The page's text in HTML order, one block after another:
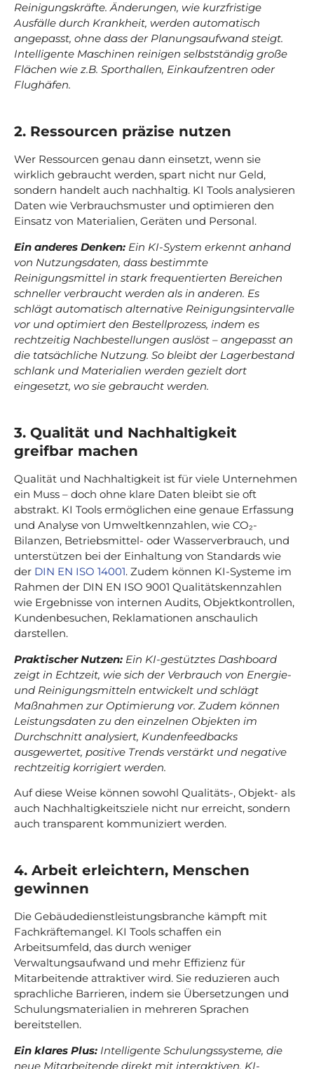
Reinigungskräfte. Änderungen, wie kurzfristige
Ausfälle durch Krankheit, werden automatisch
angepasst, ohne dass der Planungsaufwand steigt.
Intelligente Maschinen reinigen selbstständig große
Flächen wie z.B. Sporthallen, Einkaufzentren oder
Flughäfen.
2. Ressourcen präzise nutzen
Wer Ressourcen genau dann einsetzt, wenn sie
wirklich gebraucht werden, spart nicht nur Geld,
sondern handelt auch nachhaltig. KI Tools analysieren
Daten wie Verbrauchsmuster und optimieren den
Einsatz von Materialien, Geräten und Personal.
Ein anderes Denken: Ein KI-System erkennt anhand
von Nutzungsdaten, dass bestimmte
Reinigungsmittel in stark frequentierten Bereichen
schneller verbraucht werden als in anderen. Es
schlägt automatisch alternative Reinigungsintervalle
vor und optimiert den Bestellprozess, indem es
rechtzeitig Nachbestellungen auslöst – angepasst an
die tatsächliche Nutzung. So bleibt der Lagerbestand
schlank und Materialien werden gezielt dort
eingesetzt, wo sie gebraucht werden.
3. Qualität und Nachhaltigkeit
greifbar machen
Qualität und Nachhaltigkeit ist für viele Unternehmen
ein Muss – doch ohne klare Daten bleibt sie oft
abstrakt. KI Tools ermöglichen eine genaue Erfassung
und Analyse von Umweltkennzahlen, wie CO₂-
Bilanzen, Betriebsmittel- oder Wasserverbrauch, und
unterstützen bei der Einhaltung von Standards wie
der DIN EN ISO 14001. Zudem können KI-Systeme im
Rahmen der DIN EN ISO 9001 Qualitätskennzahlen
wie Ergebnisse von internen Audits, Objektkontrollen,
Kundenbesuchen, Reklamationen anschaulich
darstellen.
Praktischer Nutzen: Ein KI-gestütztes Dashboard
zeigt in Echtzeit, wie sich der Verbrauch von Energie-
und Reinigungsmitteln entwickelt und schlägt
Maßnahmen zur Optimierung vor. Zudem können
Leistungsdaten zu den einzelnen Objekten im
Durchschnitt analysiert, Kundenfeedbacks
ausgewertet, positive Trends verstärkt und negative
rechtzeitig korrigiert werden.
Auf diese Weise können sowohl Qualitäts-, Objekt- als
auch Nachhaltigkeitsziele nicht nur erreicht, sondern
auch transparent kommuniziert werden.
4. Arbeit erleichtern, Menschen
gewinnen
Die Gebäudedienstleistungsbranche kämpft mit
Fachkräftemangel. KI Tools schaffen ein
Arbeitsumfeld, das durch weniger
Verwaltungsaufwand und mehr Effizienz für
Mitarbeitende attraktiver wird. Sie reduzieren auch
sprachliche Barrieren, indem sie Übersetzungen und
Schulungsmaterialien in mehreren Sprachen
bereitstellen.
Ein klares Plus: Intelligente Schulungssysteme, die
neue Mitarbeitende direkt mit interaktiven, KI-